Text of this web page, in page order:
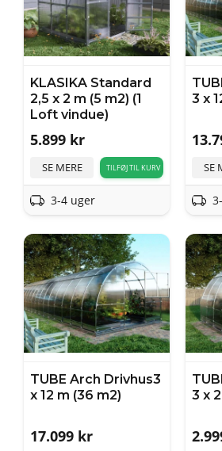
KLASIKA Standard
2,5 x 2 m (5 m2) (1
Loft vindue)
5.899 kr
SE MERE TILFØJ TIL KURV
3-4 uger
3 x
SE
TUBE Arch Drivhus3
x 12 m (36 m2)
17.099 kr
3 x